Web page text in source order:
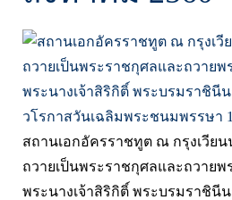
สถานเอกอัครราชทูต ณ กรุงเวีย
ถวายเป็นพระราชกุศลและถวาย
พระนางเจ้าสิริกิติ์ พระบรมราชินี